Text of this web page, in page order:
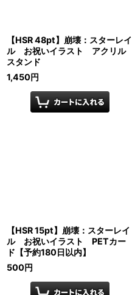
【HSR 48pt】崩壊：スターレイ
ル お祝いイラスト アクリル
スタンド
1,450円
【HSR 15pt】崩壊：スターレイ
ル お祝いイラスト PETカー
ド【予約180日以内】
500円